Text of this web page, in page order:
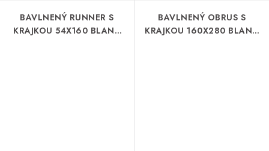
BAVLNENÝ RUNNER S
KRAJKOU 54X160 BLANC
BAVLNENÝ OBRUS S
KRAJKOU 160X280 BLANC